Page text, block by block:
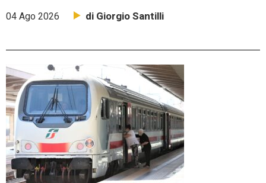
04 Ago 2026 di Giorgio Santilli